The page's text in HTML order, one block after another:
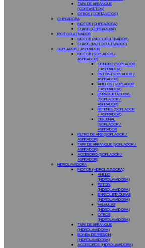
TAPA DE ARRANQUE
(CORTASETOS)
OTROS (CORTASETOS)
CHIPEADORA
MOTOR (CHIPEADORA)
CHASIS (CHIPEADORA)
MOTOCULTIVADOR
MOTOR (MOTOCULTIVADOR)
CHASIS (MOTOCULTIVADOR)
SOPLADOR / ASPIRADOR
MOTOR (SOPLADOR /
ASPIRADOR)
CILINDRO (SOPLADOR
/ ASPIRADOR)
PISTON (SOPLADOR /
ASPIRADOR)
ANILLOS (SOPLADOR
/ ASPIRADOR)
EMPAQUETADURAS
(SOPLADOR /
ASPIRADOR)
RETENES (SOPLADOR
/ ASPIRADOR)
CIGUEÑAL
(SOPLADOR /
ASPIRADOR
FILTRO DE AIRE (SOPLADOR /
ASPIRADOR)
TAPA DE ARRANQUE (SOPLADOR /
ASPIRADOR)
ACCESORIO (SOPLADOR /
ASPIRADOR)
HIDROLAVADORA
MOTOR (HIDROLAVADORA)
ANILLO
(HIDROLAVADORA)
PISTON
(HIDROLAVADORA)
EMPAQUETADURAS
(HIDROLAVADORA)
VALVULAS
(HIDROLAVADORA)
OTROS
(HIDROLAVADORA)
TAPA DE ARRANQUE
(HIDROLAVADORA)
BOMBA DE PRESION
(HIDROLAVADORA)
ACCESORIOS (HIDROLAVADORA)